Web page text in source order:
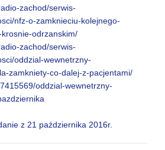
zachod/serwis-
nfz-o-zamknieciu-kolejnego-
odrzanskim/
zachod/serwis-
oddzial-wewnetrzny-
zamkniety-co-dalej-z-pacjentami/
oddzial-wewnetrzny-
z 21 października 2016r.